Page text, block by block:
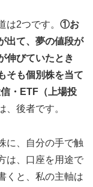
は2つです。 ①お
出て、夢の値段が
伸びていたとき
そも個別株を当て
・ETF（上場投
、後者です。
に、自分の手で触
は、口座を用途で
くと、私の主軸は